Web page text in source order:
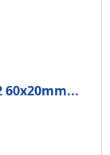
60x20mm...